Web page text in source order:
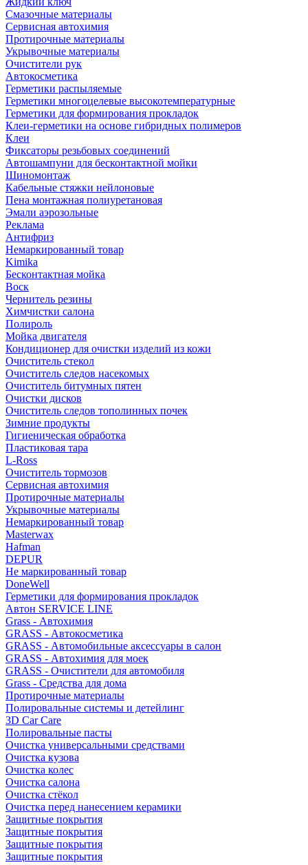
Смазочные материалы
Сервисная автохимия
Протирочные материалы
Укрывочные материалы
Очистители рук
Автокосметика
Герметики распыляемые
Герметики многоцелевые высокотемпературные
Герметики для формирования прокладок
Клеи-герметики на основе гибридных полимеров
Клеи
Фиксаторы резьбовых соединений
Автошампуни для бесконтактной мойки
Шиномонтаж
Кабельные стяжки нейлоновые
Пена монтажная полиуретановая
Эмали аэрозольные
Реклама
Антифриз
Немаркированный товар
Kimika
Бесконтактная мойка
Воск
Чернитель резины
Химчистки салона
Полироль
Мойка двигателя
Кондиционер для очистки изделий из кожи
Очиститель стекол
Очиститель следов насекомых
Очиститель битумных пятен
Очистки дисков
Очиститель следов тополинных почек
Зимние продукты
Гигиеническая обработка
Пластиковая тара
L-Ross
Очиститель тормозов
Сервисная автохимия
Протирочные материалы
Укрывочные материалы
Немаркированный товар
Masterwax
Hafman
DEPUR
Не маркированный товар
DoneWell
Герметики для формирования прокладок
Автон SERVICE LINE
Grass - Автохимия
GRASS - Автокосметика
GRASS - Автомобильные аксессуары в салон
GRASS - Автохимия для моек
GRASS - Очистители для автомобиля
Grass - Средства для дома
Протирочные материалы
Полировальные системы и детейлинг
3D Car Care
Полировальные пасты
Очистка универсальными средствами
Очистка кузова
Очистка колес
Очистка салона
Очистка стёкол
Очистка перед нанесением керамики
Защитные покрытия
Защитные покрытия
Защитные покрытия
Защитные покрытия